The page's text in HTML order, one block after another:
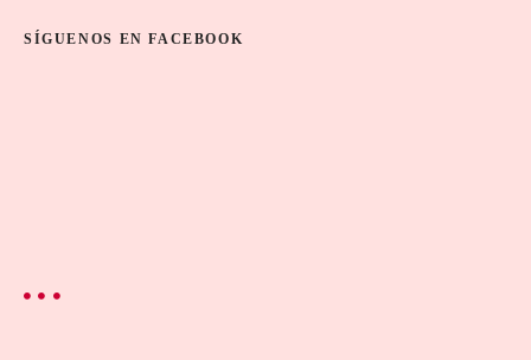
SÍGUENOS EN FACEBOOK